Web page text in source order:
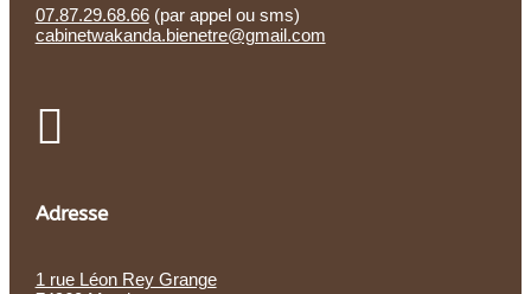
07.87.29.68.66(par appel ou sms)
cabinetwakanda.bienetre@gmail.com

Adresse
1 rue Léon Rey Grange